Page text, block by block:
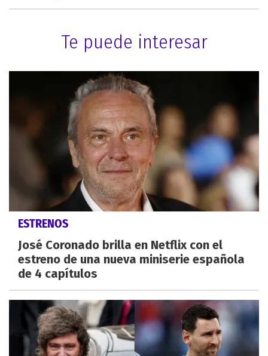
Te puede interesar
ESTRENOS
José Coronado brilla en Netflix con el
estreno de una nueva miniserie española
de 4 capítulos